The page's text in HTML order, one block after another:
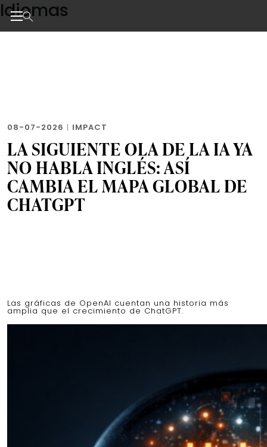
Skip
to
the
Idiomas
08-07-2026 | IMPACT
LA SIGUIENTE OLA DE LA IA YA
NO HABLA INGLÉS: ASÍ
CAMBIA EL MAPA GLOBAL DE
CHATGPT
Las gráficas de OpenAI cuentan una historia más
amplia que el crecimiento de ChatGPT.